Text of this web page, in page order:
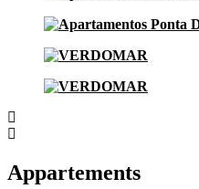
Appartements